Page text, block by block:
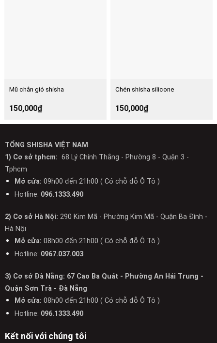
Mũ chắn gió shisha
150,000₫
Chén shisha silicone
150,000₫
TỔNG SHISHA VIỆT NAM
1) Cơ sở tphcm: 68 Lý Chính Thắng - Phường 8 - Quận 3 -
Tphcm
Mở cửa: 09h00 đến 21h00 ( Có chỗ đỗ Ô Tô )
Hotline: 096.1333.490
2) Cơ sở Hà Nội: 290 Kim Mã - Phường Kim Mã - Quận Ba Đình -
Hà Nội
Mở cửa: 08h00 đến 21h00 ( Có chỗ đỗ Ô Tô )
Hotline: 0967.037.003
3) Cơ sở Đà Nẵng: 67 Cao Ba Quát - Phường An Hải Trung -
Quận Sơn Trà - Đà Nẵng
Mở cửa: 08h00 đến 21h00 ( Có chỗ đỗ Ô Tô )
Hotline: 096.1333.490
Kết nối với chúng tôi